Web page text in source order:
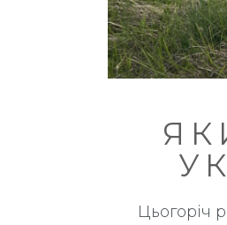
Цьогоріч